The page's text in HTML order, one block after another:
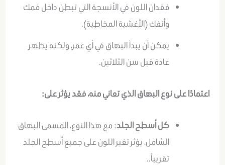
فقدان اللون في الأنسجة التي تبطن داخل فمك
وأنفك (الأغشية المخاطية).
يمكن أن يبدأ البهاق في أي عمر، ولكنه يظهر
عادة قبل سن الثلاثين.
اعتمادًا على نوع البهاق الذي تعاني منه، فقد يؤثر على:
كل أسطح الجلد: مع هذا النوع، المسمى البهاق
الشامل، يؤثر تغير اللون على جميع أسطح الجلد
تقريباً..